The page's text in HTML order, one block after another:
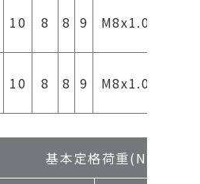
10 8 8 9 M8x1.0
10 8 8 9 M8x1.0
基本定格荷重(N)